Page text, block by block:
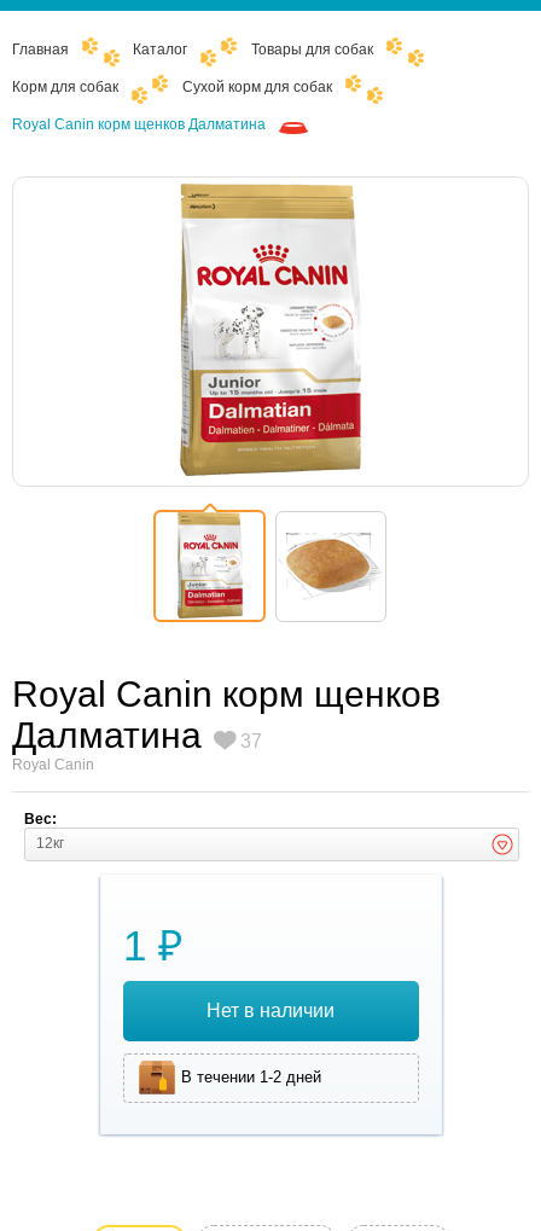
Главная Каталог Товары для собак
Корм для собак Сухой корм для собак
Royal Canin корм щенков Далматина
Royal Canin корм щенков
Далматина
37
Royal Canin
Вес:
12кг
1 ₽
Нет в наличии
В течении 1-2 дней